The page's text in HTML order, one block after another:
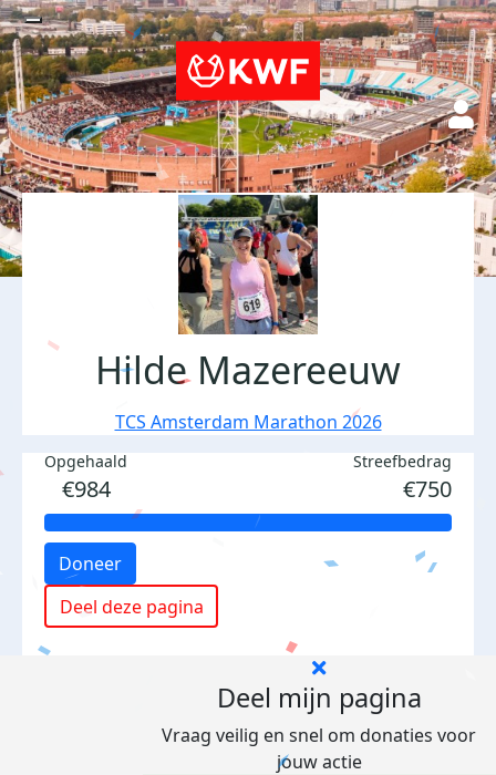
Hilde Mazereeuw
TCS Amsterdam Marathon 2026
Opgehaald
€984
Streefbedrag
€750
Doneer
Deel deze pagina
Deel mijn pagina
Vraag veilig en snel om donaties voor
jouw actie